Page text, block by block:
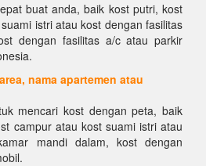
buat anda, baik kost putri, kost
istri atau kost dengan fasilitas
dengan fasilitas a/c atau parkir
nama apartemen atau
mencari kost dengan peta, baik
campur atau kost suami istri atau
mandi dalam, kost dengan